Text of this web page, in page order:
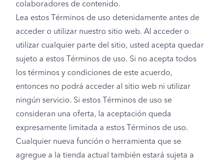
colaboradores de contenido.
Lea estos Términos de uso detenidamente antes de
acceder o utilizar nuestro sitio web. Al acceder o
utilizar cualquier parte del sitio, usted acepta quedar
sujeto a estos Términos de uso. Si no acepta todos
los términos y condiciones de este acuerdo,
entonces no podrá acceder al sitio web ni utilizar
ningún servicio. Si estos Términos de uso se
consideran una oferta, la aceptación queda
expresamente limitada a estos Términos de uso.
Cualquier nueva función o herramienta que se
agregue a la tienda actual también estará sujeta a